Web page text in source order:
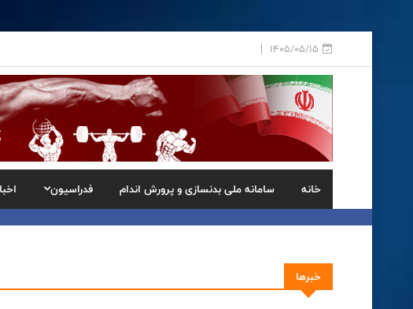
1405/05/15
خانه سامانه ملی بدنسازی و پرورش اندام فدراسیون
خبرها